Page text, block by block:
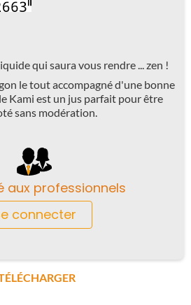
qui saura vous rendre ... zen !
le tout accompagné d'une bonne
Kami est un jus parfait pour être
sans modération.
aux professionnels
connecter